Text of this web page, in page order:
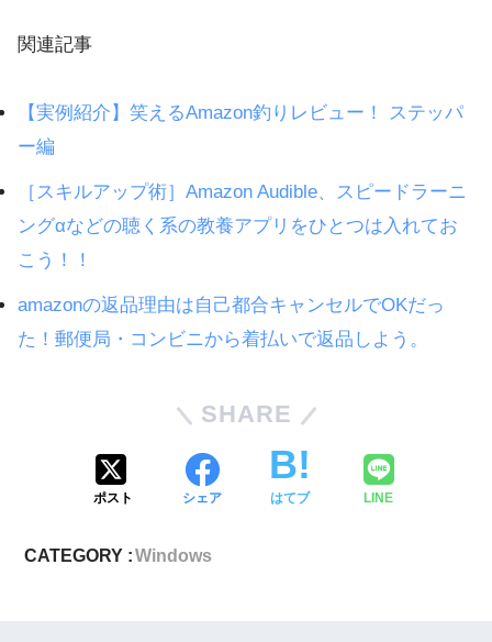
関連記事
【実例紹介】笑えるAmazon釣りレビュー！ ステッパ
ー編
［スキルアップ術］Amazon Audible、スピードラーニ
ングαなどの聴く系の教養アプリをひとつは入れてお
こう！！
amazonの返品理由は自己都合キャンセルでOKだっ
た！郵便局・コンビニから着払いで返品しよう。
SHARE
ポスト シェア はてブ LINE
CATEGORY :Windows